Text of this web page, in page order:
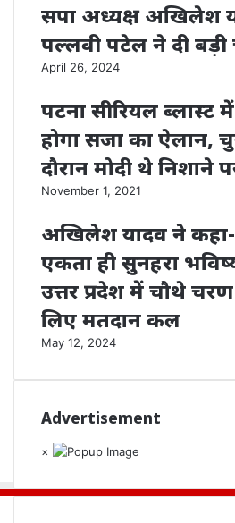
सपा अध्यक्ष अखिलेश
पल्लवी पटेल ने दी बड़ी
April 26, 2024
पटना सीरियल
होगा सजा का ऐलान,
दौरान मोदी थे निशाने
November 1, 2021
अखिलेश यादव ने कहा-
एकता ही सुनहरा
उत्तर प्रदेश में चौथे
लिए मतदान कल
May 12, 2024
Advertisement
×